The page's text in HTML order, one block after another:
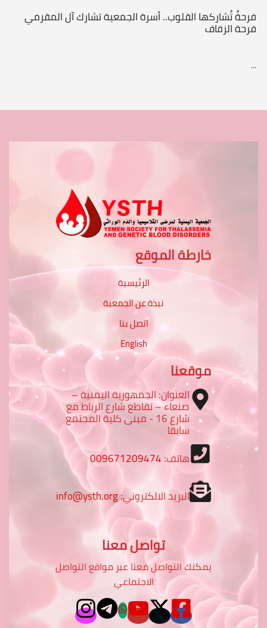
فرحةٌ تُشاركها القلوب.. أسرة الجمعية تشارك آل المقرمي
فرحة الزفاف
...
خارطة الموقع
الرئيسية
نبذة عن الجمعية
اتصل بنا
English
موقعنا
العنوان: الجمهورية اليمنية –
صنعاء – تقاطع شارع الرباط مع
شارع 16 - مبنى كلية المجتمع
سابقا
هاتف:009671209474
البريد الالكتروني:info@ysth.org
تواصل معنا
يمكنك التواصل معنا عبر مواقع التواصل
الاجتماعي